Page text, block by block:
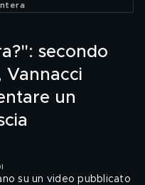
secondo
Vannacci
un
su un video pubblicato